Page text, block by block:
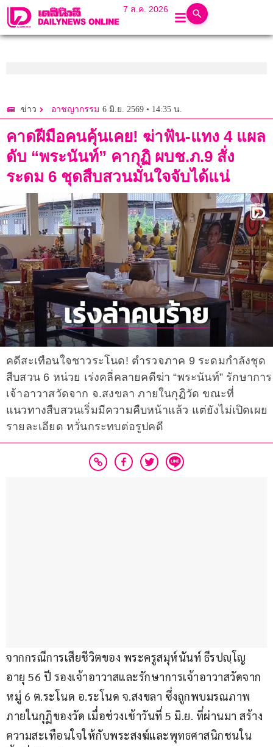
7 ส.ค. 2026
ข่าว อาชญากรรม 6 มิ.ย. 2569 • 14:35 น.
คาดฝีมือคนคุ้นเคย! ฆ่าฟัน-แทง 4 แผล
ดับ “พระนันท์” คากุฏิ ผบช.ภ.9 สั่ง
ระดม 6 ชุดสืบสวนมั่นใจจับได้แน่
คดีสะเทือนใจชาวระโนด! ตำรวจภาค 9 ระดมกำลังชุด
สืบสวน 6 หน่วย เร่งคลี่คลายคดีฆ่า “พระนันท์” รักษาการ
เจ้าอาวาสวัดจาก จ.สงขลา ภายในกุฏิวัด ขณะที่
แนวทางสืบสวนเริ่มมีความคืบหน้าแล้ว แต่ยังไม่เปิดเผย
รายละเอียด หวั่นกระทบต่อรูปคดี
จากกรณีการเสียชีวิตของ พระครูสมุห์นันท์ ธีรปญฺโญ
อายุ 56 ปี รองเจ้าอาวาสและรักษาการเจ้าอาวาสวัดจาก
หมู่ 6 ต.ระโนด อ.ระโนด จ.สงขลา ซึ่งถูกพบมรณภาพ
ภายในกุฏิของวัด เมื่อช่วงเช้าวันที่ 5 มิ.ย. ที่ผ่านมา สร้าง
ความสะเทือนใจให้กับพระสงฆ์และพุทธศาสนิกชนใน